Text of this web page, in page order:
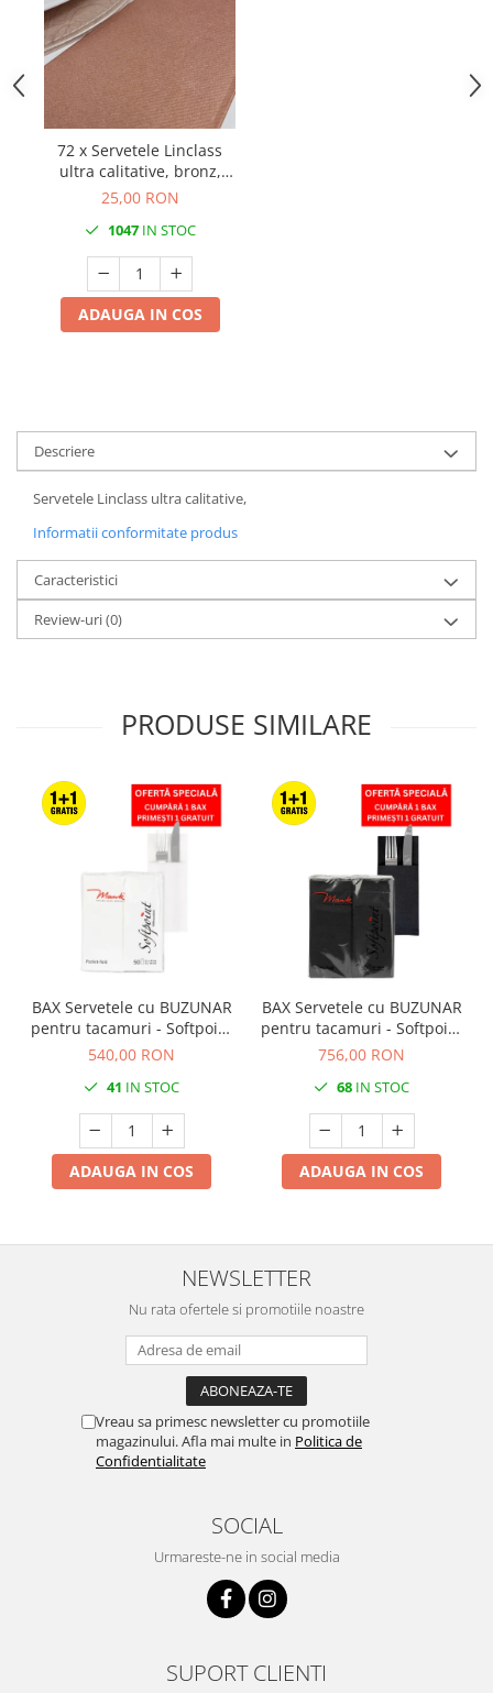
72 x Servetele Linclass
ultra calitative, bronz,
40x40 cm, pliate 1/8, 12
25,00 RON
1047IN STOC
ADAUGA IN COS
Descriere
Servetele Linclass ultra calitative,
Informatii conformitate produs
Caracteristici
Review-uri(0)
PRODUSE SIMILARE
BAX Servetele cu BUZUNAR
pentru tacamuri - Softpoint
- (Albe) / 33 x 40 cm / 900
540,00 RON
41 IN STOC
ADAUGA IN COS
BAX Servetele cu BUZUNAR
pentru tacamuri - Softpoint
- (Negre) / 33 x 40 cm / 900
756,00 RON
68 IN STOC
ADAUGA IN COS
NEWSLETTER
Nu rata ofertele si promotiile noastre
Vreau sa primesc newsletter cu promotiile
magazinului. Afla mai multe in Politica de
Confidentialitate
SOCIAL
Urmareste-ne in social media
SUPORT CLIENTI